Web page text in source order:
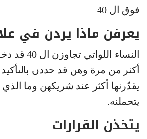
فوق ال 40
يعرفن ماذا يردن في
النساء
أكثر من مرة وهن قد حددن
يقدّرنها أكثر عند شريكهن وما
يتحملنه.
يتخذن القرارات